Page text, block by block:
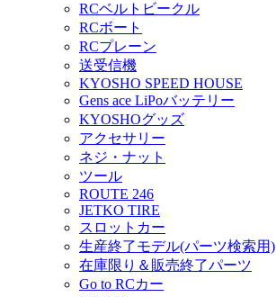
RCベルトビークル
RCボート
RCプレーン
送受信機
KYOSHO SPEED HOUSE
Gens ace LiPoバッテリー
KYOSHOグッズ
アクセサリー
ネジ・ナット
ツール
ROUTE 246
JETKO TIRE
スロットカー
生産終了モデル(パーツ検索用)
在庫限り＆販売終了パーツ
Go to RCカー